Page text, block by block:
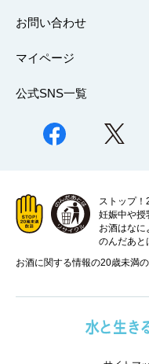
お問い合わせ
マイページ
公式SNS一覧
ストップ！
妊娠中や授
お酒はなに
のんだあと
お酒に関する情報の20歳未満